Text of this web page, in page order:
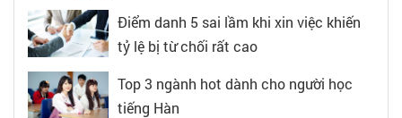
Điểm danh 5 sai lầm khi xin việc khiến
tỷ lệ bị từ chối rất cao
Top 3 ngành hot dành cho người học
tiếng Hàn